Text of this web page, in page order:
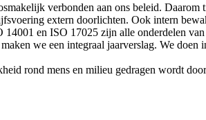
verbonden aan ons beleid.
extern doorlichten. Ook intern
en ISO 17025 zijn alle onderdelen
we een integraal jaarverslag. We
rond mens en milieu gedragen wordt